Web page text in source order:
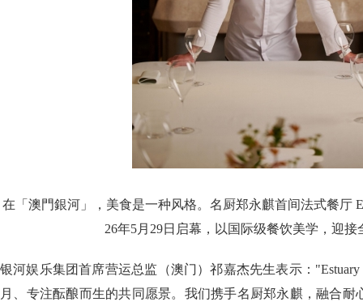
在「澳門銀河」，美食是一种风格。名厨郑永麒首间法式餐厅
26年5月29日启幕，以国际级餐饮美学，迎接
银河娱乐集团首席营运总监（澳门）祁嘉杰先生表示："Estuary
月、专注酝酿而生的共同愿景。我们携手名厨郑永麒，融合耐